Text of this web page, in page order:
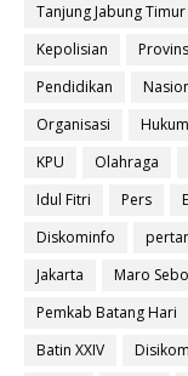
Tanjung Jabung Timur
Kepolisian
Pendidikan
Organisasi
Hukum
KPU
Olahraga
Idul Fitri
Pers
Diskominfo
Jakarta
Maro
Pemkab Batang Hari
Batin XXIV